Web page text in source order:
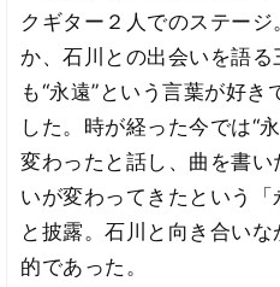
クギター２人でのステー
か、石川との出会いを語
も“永遠”という言葉が好
した。時が経った今では“
変わったと話し、曲を書
いが変わってきたという「
と披露。石川と向き合い
的であった。